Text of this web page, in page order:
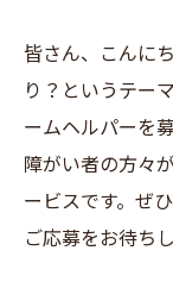
皆さん、こんに
り？というテー
ームヘルパーを
障がい者の方々
ービスです。ぜ
ご応募をお待ち